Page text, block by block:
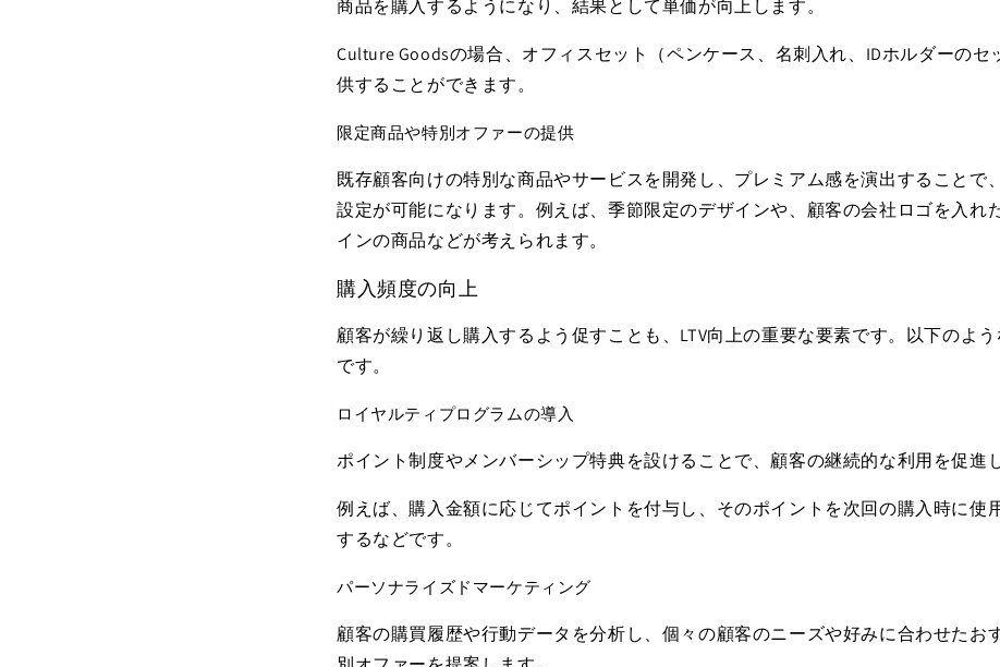
商品を購入するようになり、結果として単価が向上します。
Culture Goodsの場合、オフィスセット（ペンケース、名刺入れ、IDホルダーのセ
供することができます。
限定商品や特別オファーの提供
既存顧客向けの特別な商品やサービスを開発し、プレミアム感を演出することで
設定が可能になります。例えば、季節限定のデザインや、顧客の会社ロゴを入れ
インの商品などが考えられます。
購入頻度の向上
顧客が繰り返し購入するよう促すことも、LTV向上の重要な要素です。以下のよ
です。
ロイヤルティプログラムの導入
ポイント制度やメンバーシップ特典を設けることで、顧客の継続的な利用を促進し
例えば、購入金額に応じてポイントを付与し、そのポイントを次回の購入時に使
するなどです。
パーソナライズドマーケティング
顧客の購買履歴や行動データを分析し、個々の顧客のニーズや好みに合わせたお